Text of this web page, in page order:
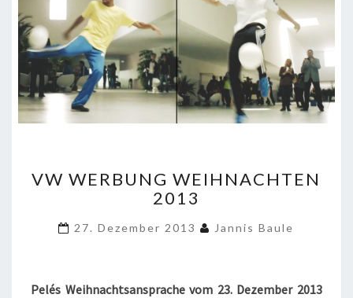
WERBUNG
WEIHNACHTEN
VW WERBUNG WEIHNACHTEN
2013
27. Dezember 2013 Jannis Baule
Pelés Weihnachtsansprache vom 23. Dezember 2013